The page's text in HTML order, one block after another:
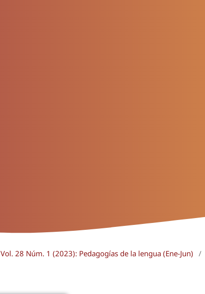
Vol. 28 Núm. 1 (2023): Pedagogías de la lengua (Ene-Jun) /